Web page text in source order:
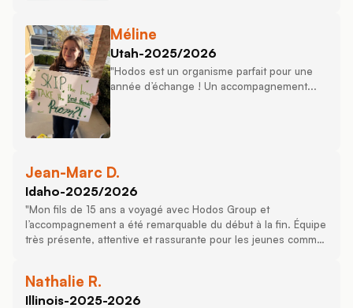
Méline
Utah-2025/2026
"Hodos est un organisme parfait pour une
année d’échange ! Un accompagnement...
Jean-Marc D.
Idaho-2025/2026
"Mon fils de 15 ans a voyagé avec Hodos Group et
l’accompagnement a été remarquable du début à la fin. Équipe
très présente, attentive et rassurante pour les jeunes comme
Nathalie R.
Illinois-2025-2026